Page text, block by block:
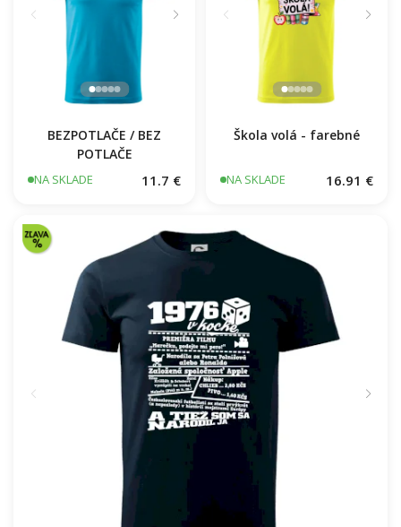
BEZPOTLAČE / BEZ
POTLAČE
NA SKLADE 11.7 €
Škola volá - farebné
NA SKLADE 16.91 €